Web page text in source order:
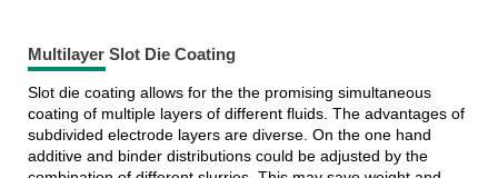
Multilayer Slot Die Coating
Slot die coating allows for the the promising simultaneous
coating of multiple layers of different fluids. The advantages of
subdivided electrode layers are diverse. On the one hand
additive and binder distributions could be adjusted by the